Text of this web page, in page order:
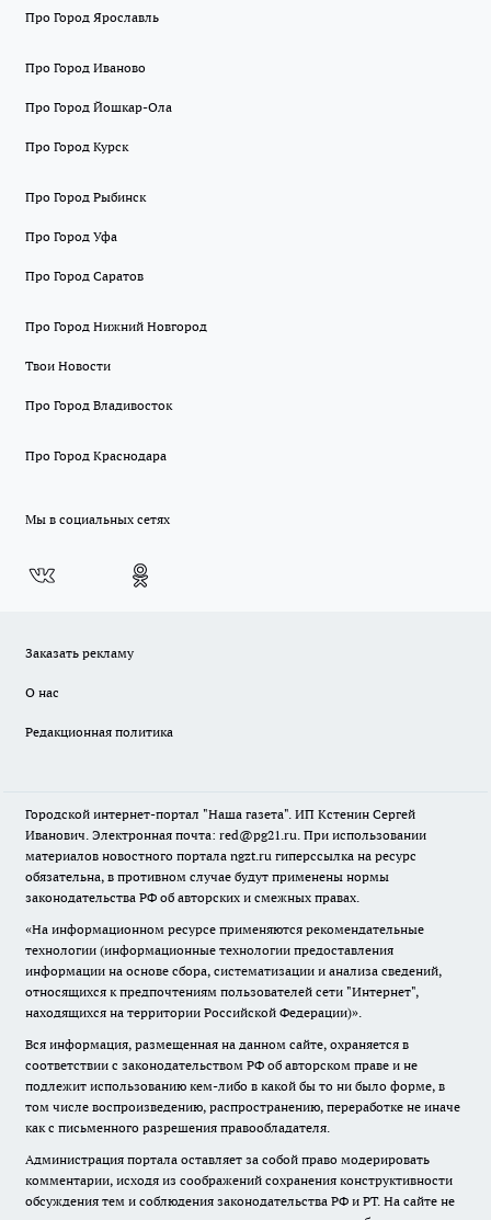
Про Город Ярославль
Про Город Иваново
Про Город Йошкар-Ола
Про Город Курск
Про Город Рыбинск
Про Город Уфа
Про Город Саратов
Про Город Нижний Новгород
Твои Новости
Про Город Владивосток
Про Город Краснодара
Мы в социальных сетях
Заказать рекламу
О нас
Редакционная политика
Городской интернет-портал "Наша газета". ИП Кстенин Сергей
Иванович. Электронная почта: red@pg21.ru. При использовании
материалов новостного портала ngzt.ru гиперссылка на ресурс
обязательна, в противном случае будут применены нормы
законодательства РФ об авторских и смежных правах.
«На информационном ресурсе применяются рекомендательные
технологии (информационные технологии предоставления
информации на основе сбора, систематизации и анализа сведений,
относящихся к предпочтениям пользователей сети "Интернет",
находящихся на территории Российской Федерации)».
Вся информация, размещенная на данном сайте, охраняется в
соответствии с законодательством РФ об авторском праве и не
подлежит использованию кем-либо в какой бы то ни было форме, в
том числе воспроизведению, распространению, переработке не иначе
как с письменного разрешения правообладателя.
Администрация портала оставляет за собой право модерировать
комментарии, исходя из соображений сохранения конструктивности
обсуждения тем и соблюдения законодательства РФ и РТ. На сайте не